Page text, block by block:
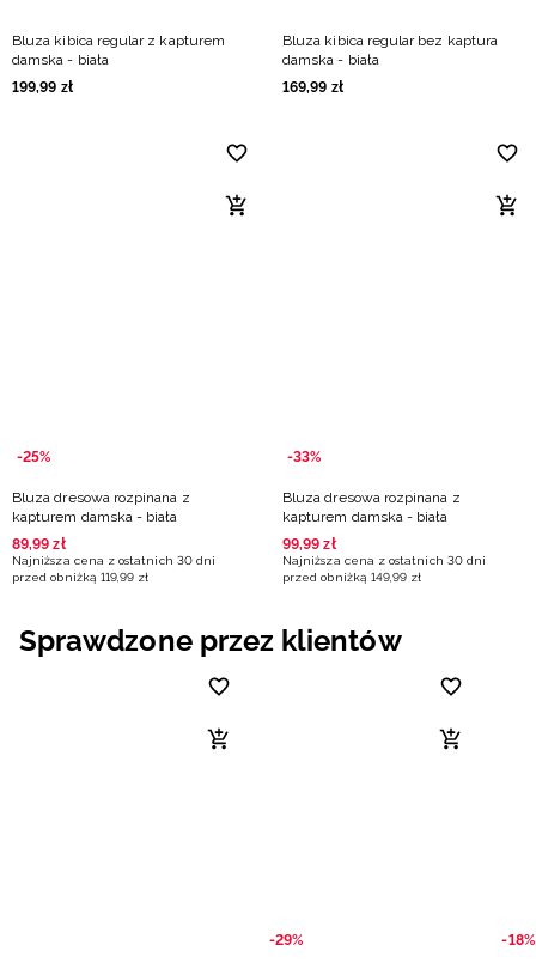
Bluza kibica regular z kapturem
damska - biała
199,99 zł
Bluza kibica regular bez kaptura
damska - biała
169,99 zł
-25%
Bluza dresowa rozpinana z
kapturem damska - biała
89,99 zł
Najniższa cena z ostatnich 30 dni
przed obniżką 119,99 zł
-33%
Bluza dresowa rozpinana z
kapturem damska - biała
99,99 zł
Najniższa cena z ostatnich 30 dni
przed obniżką 149,99 zł
Sprawdzone przez klientów
-29% -18%